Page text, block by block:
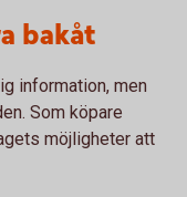
bakåt
information, men
Som köpare
möjligheter att